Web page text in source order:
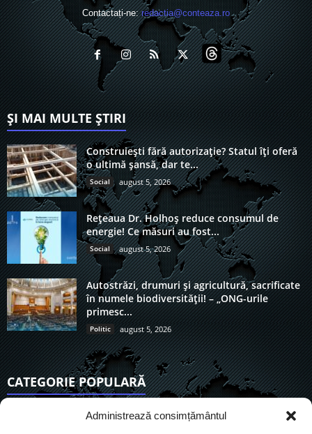
Administrează consimțământul
Contactați-ne:redactia@conteaza.ro
ȘI MAI MULTE ȘTIRI
Construiești fără autorizație? Statul îți oferă
o ultimă șansă, dar te...
Social august 5, 2026
Rețeaua Dr. Holhoș reduce consumul de
energie! Ce măsuri au fost...
Social august 5, 2026
Autostrăzi, drumuri și agricultură, sacrificate
în numele biodiversității! – „ONG-urile
primesc...
Politic august 5, 2026
CATEGORIE POPULARĂ
6890